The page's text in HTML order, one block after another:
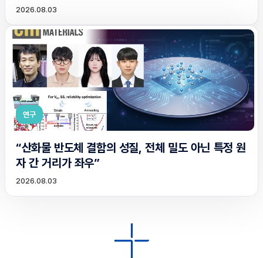
2026.08.03
연구
“산화물 반도체 결함의 성질, 전체 밀도 아닌 특정 원
자 간 거리가 좌우”
2026.08.03